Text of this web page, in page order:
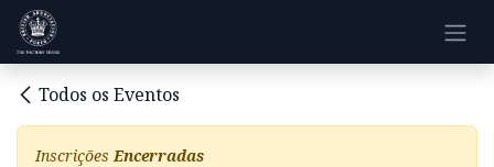
Pular para o conteúdo
Todos os Eventos
Inscrições Encerradas